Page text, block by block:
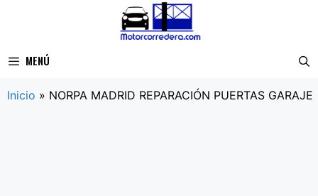
MENÚ
Inicio » NORPA MADRID REPARACIÓN PUERTAS GARAJE